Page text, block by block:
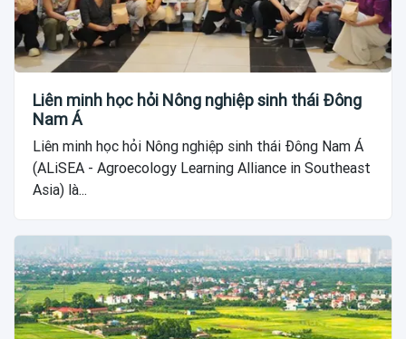
Liên minh học hỏi Nông nghiệp sinh thái Đông
Nam Á
Liên minh học hỏi Nông nghiệp sinh thái Đông Nam Á
(ALiSEA - Agroecology Learning Alliance in Southeast
Asia) là...